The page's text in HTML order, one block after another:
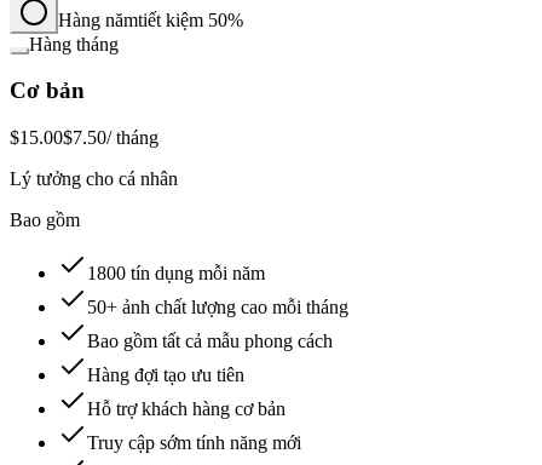
Hàng nămtiết kiệm 50%
Hàng tháng
Cơ bản
$15.00$7.50/ tháng
Lý tưởng cho cá nhân
Bao gồm
1800 tín dụng mỗi năm
50+ ảnh chất lượng cao mỗi tháng
Bao gồm tất cả mẫu phong cách
Hàng đợi tạo ưu tiên
Hỗ trợ khách hàng cơ bản
Truy cập sớm tính năng mới